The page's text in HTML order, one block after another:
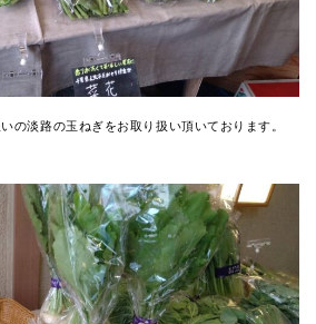
の淡路の玉ねぎをお取り扱い頂いております。